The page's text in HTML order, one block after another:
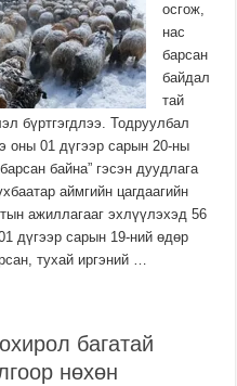
осгож,
нас
барсан
байдал
тай
бүртгэгдлээ. Тодруулбал
оны 01 дүгээр сарын 20-ны
байна” гэсэн дуудлага
аймгийн цагдаагийн
ажиллагааг эхлүүлэхэд 56
дүгээр сарын 19-ний өдөр
тухай иргэний …
багатай
нөхөн